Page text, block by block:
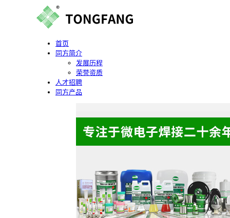
首页
同方简介
发展历程
荣誉资质
人才招聘
同方产品